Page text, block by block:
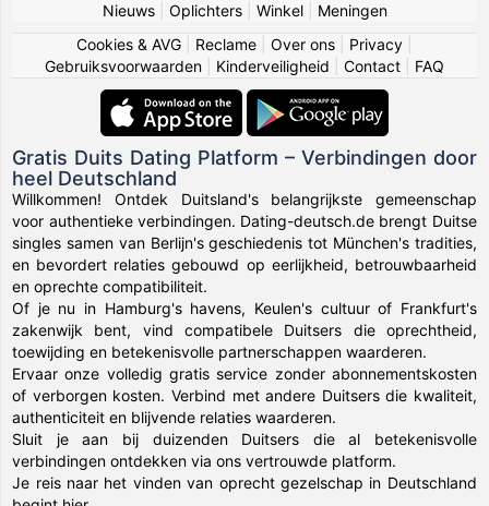
Nieuws| Oplichters| Winkel| Meningen
Cookies & AVG
Reclame Over ons Privacy
Gebruiksvoorwaarden
Kinderveiligheid Contact FAQ
Gratis Duits Dating Platform – Verbindingen door
heel Deutschland
Willkommen! Ontdek Duitsland's belangrijkste gemeenschap
voor authentieke verbindingen. Dating-deutsch.de brengt Duitse
singles samen van Berlijn's geschiedenis tot München's tradities,
en bevordert relaties gebouwd op eerlijkheid, betrouwbaarheid
en oprechte compatibiliteit.
Of je nu in Hamburg's havens, Keulen's cultuur of Frankfurt's
zakenwijk bent, vind compatibele Duitsers die oprechtheid,
toewijding en betekenisvolle partnerschappen waarderen.
Ervaar onze volledig gratis service zonder abonnementskosten
of verborgen kosten. Verbind met andere Duitsers die kwaliteit,
authenticiteit en blijvende relaties waarderen.
Sluit je aan bij duizenden Duitsers die al betekenisvolle
verbindingen ontdekken via ons vertrouwde platform.
Je reis naar het vinden van oprecht gezelschap in Deutschland